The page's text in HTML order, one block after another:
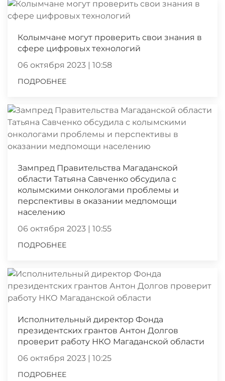
Колымчане могут проверить свои знания в
сфере цифровых технологий
06 октября 2023 | 10:58
ПОДРОБНЕЕ
Зампред Правительства Магаданской
области Татьяна Савченко обсудила с
колымскими онкологами проблемы и
перспективы в оказании медпомощи
населению
06 октября 2023 | 10:55
ПОДРОБНЕЕ
Исполнительный директор Фонда
президентских грантов Антон Долгов
проверит работу НКО Магаданской области
06 октября 2023 | 10:25
ПОДРОБНЕЕ